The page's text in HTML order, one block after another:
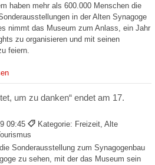
haben mehr als 600.000 Menschen die
in der Alten Synagoge
nimmt das Museum zum Anlass, ein Jahr
zu organisieren und mit seinen
feiern.
um zu danken“ endet am 17.
09:45
Kategorie: Freizeit, Alte
Sonderausstellung zum Synagogenbau
zu sehen, mit der das Museum sein